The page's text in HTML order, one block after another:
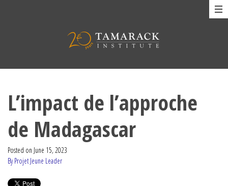
L’impact de l’approche
de Madagascar
Posted on June 15, 2023
By Projet Jeune Leader